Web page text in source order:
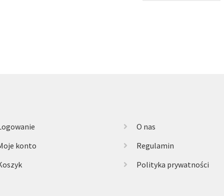
konto
O nas
Regulamin
Polityka prywatności